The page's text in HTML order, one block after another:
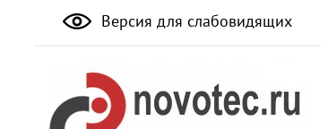
Версия для слабовидящих